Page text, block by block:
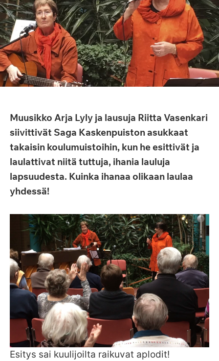
Muusikko Arja Lyly ja lausuja Riitta Vasenkari
siivittivät Saga Kaskenpuiston asukkaat
takaisin koulumuistoihin, kun he esittivät ja
laulattivat niitä tuttuja, ihania lauluja
lapsuudesta. Kuinka ihanaa olikaan laulaa
yhdessä!
Esitys sai kuulijoilta raikuvat aplodit!